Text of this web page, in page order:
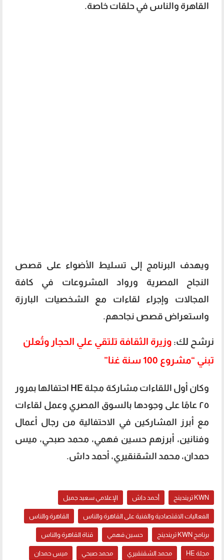
القاهرة والناس في حلقات خاصة.
ويهدف البرنامج إلى تسليط الأضواء على قصص
النجاح المصرية ورواد المشروعات في كافة
المجالات وإجراء لقاءات مع الشخصيات البارزة
واستعراض قصص نجاحهم.
نرشح لك: وزيرة الثقافة تلتقي علي الحجار وتُعلن
تبني “مشروع 100 سنة غنا”
وكان أول اللقاءات مشاركة مجلة HE احتفالها بمرور
٢٥ عامًا على وجودها بالسوق المصري وعمل لقاءات
مع أبرز المشاركين في الاحتفالية من رجال أعمال
وفنانين، أبرزهم حسين فهمي، محمد صبحي، ميس
حمدان، محمد الشقنقيري، أحمد داش.
KWN تريندينج أحمد داش الإعلامي سعيد جميل
الفعاليات الاقتصادية والفنية على القاهرة والناس القاهرة والناس
برنامج KWN تريندينج حسين فهمي قناة القاهرة والناس
مجلة HE محمد الشقنقيري محمد صبحي ميس حمدان